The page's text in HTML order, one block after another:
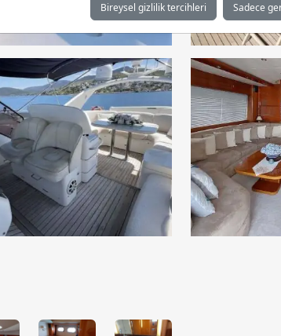
Bireysel gizlilik tercihleri Sadece